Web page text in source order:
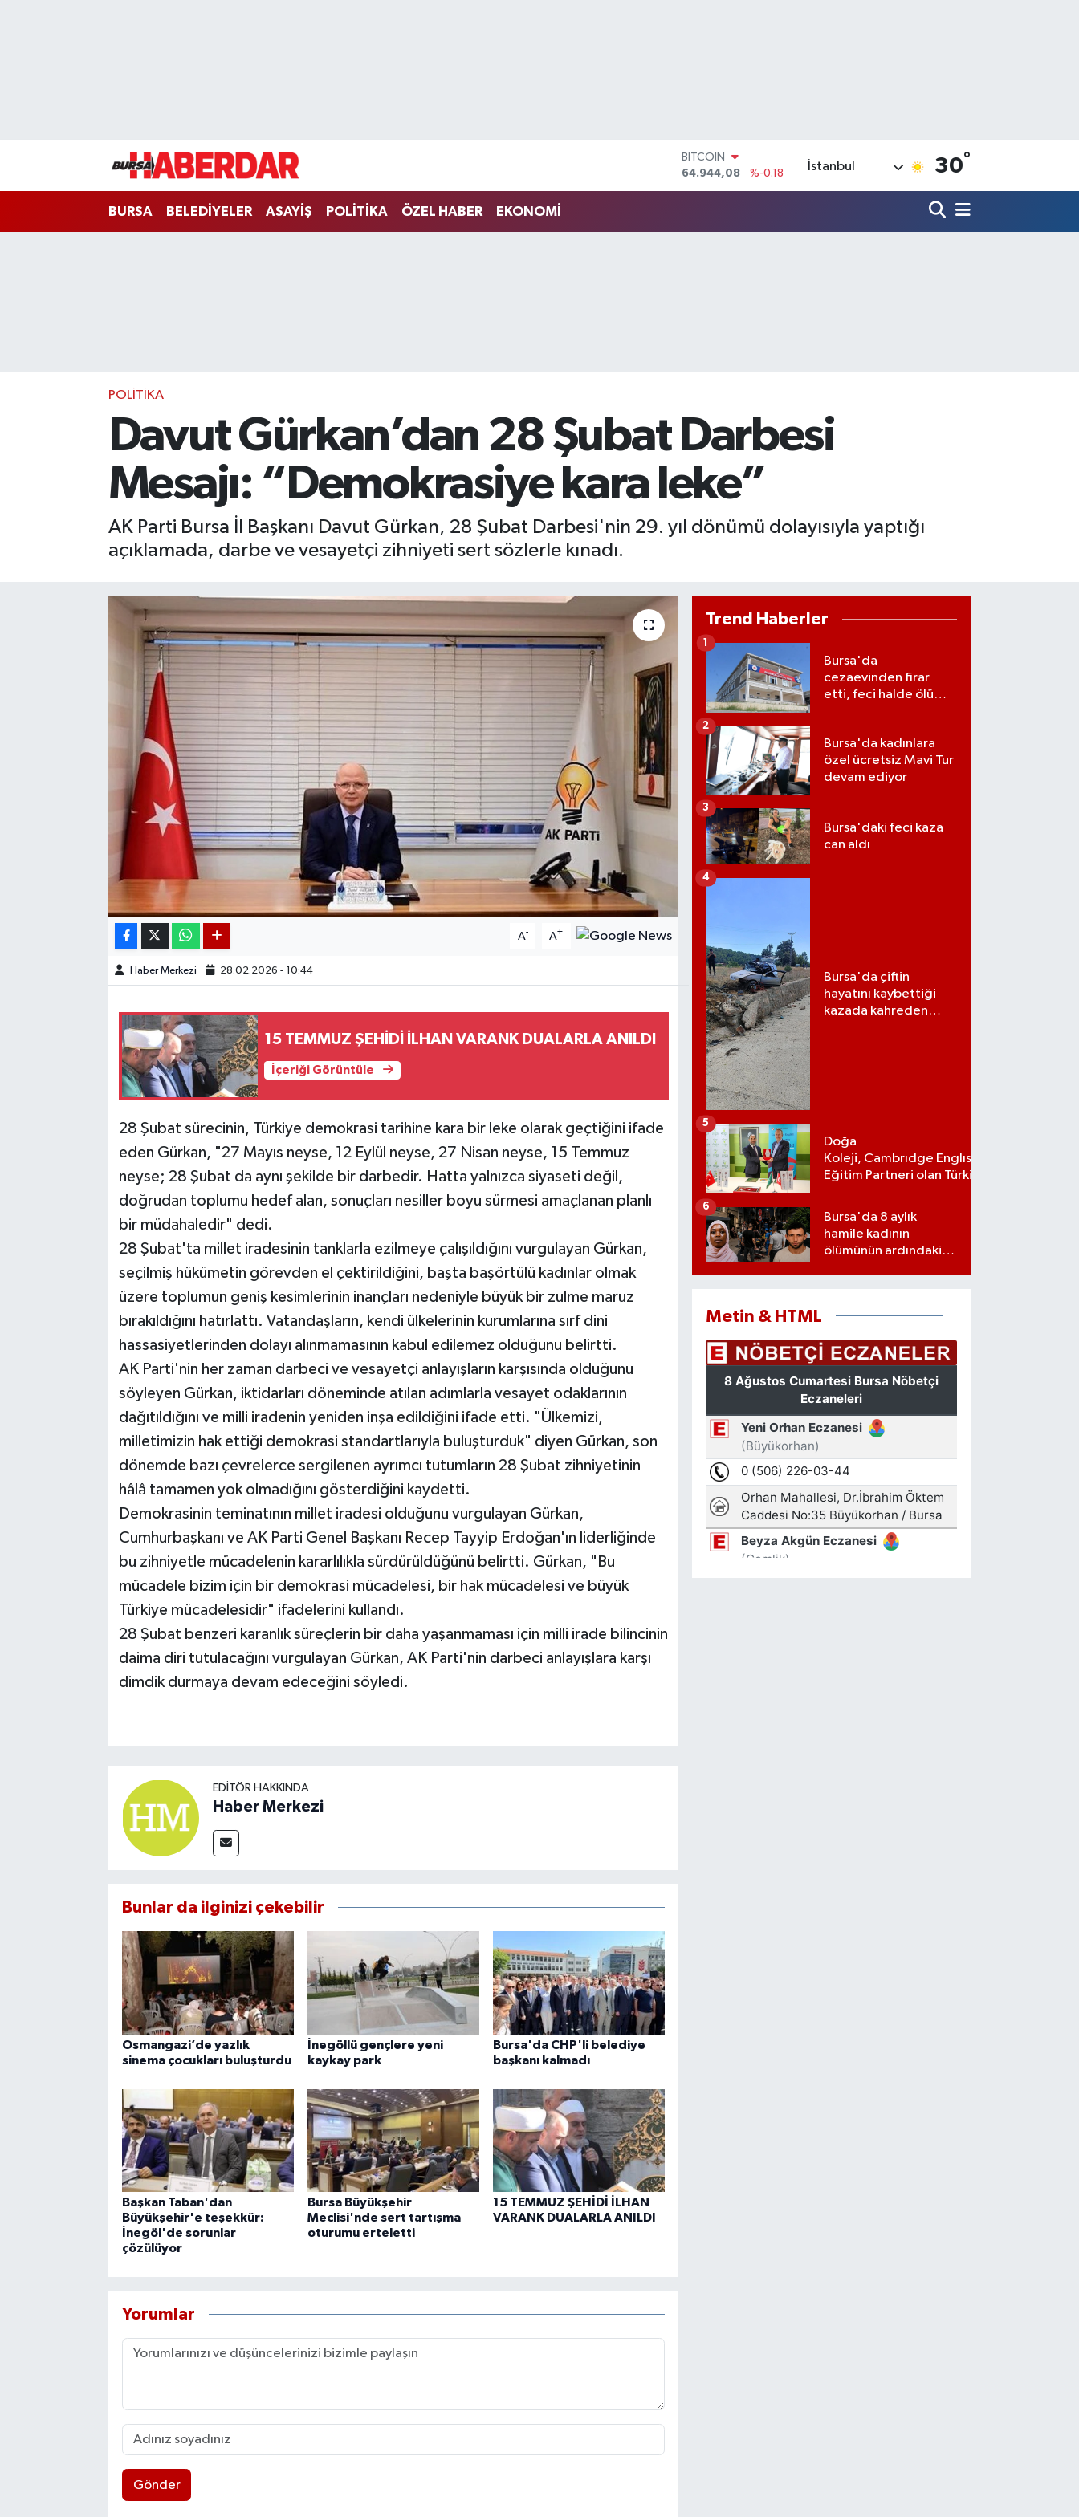
64.944,08
DOLAR
47,7436
%0.18
İstanbul 30°
BURSA BELEDİYELER ASAYİŞ POLİTİKA ÖZEL HABER EKONOMİ
POLİTİKA
Davut Gürkan’dan 28 Şubat Darbesi
Mesajı: “Demokrasiye kara leke”
AK Parti Bursa İl Başkanı Davut Gürkan, 28 Şubat Darbesi'nin 29. yıl dönümü dolayısıyla yaptığı
açıklamada, darbe ve vesayetçi zihniyeti sert sözlerle kınadı.
A- A+
Haber Merkezi 28.02.2026 - 10:44
15 TEMMUZ ŞEHİDİ İLHAN VARANK DUALARLA ANILDI
İçeriği Görüntüle
28 Şubat sürecinin, Türkiye demokrasi tarihine kara bir leke olarak geçtiğini ifade
eden Gürkan, "27 Mayıs neyse, 12 Eylül neyse, 27 Nisan neyse, 15 Temmuz
neyse; 28 Şubat da aynı şekilde bir darbedir. Hatta yalnızca siyaseti değil,
doğrudan toplumu hedef alan, sonuçları nesiller boyu sürmesi amaçlanan planlı
bir müdahaledir" dedi.
28 Şubat'ta millet iradesinin tanklarla ezilmeye çalışıldığını vurgulayan Gürkan,
seçilmiş hükümetin görevden el çektirildiğini, başta başörtülü kadınlar olmak
üzere toplumun geniş kesimlerinin inançları nedeniyle büyük bir zulme maruz
bırakıldığını hatırlattı. Vatandaşların, kendi ülkelerinin kurumlarına sırf dini
hassasiyetlerinden dolayı alınmamasının kabul edilemez olduğunu belirtti.
AK Parti'nin her zaman darbeci ve vesayetçi anlayışların karşısında olduğunu
söyleyen Gürkan, iktidarları döneminde atılan adımlarla vesayet odaklarının
dağıtıldığını ve milli iradenin yeniden inşa edildiğini ifade etti. "Ülkemizi,
milletimizin hak ettiği demokrasi standartlarıyla buluşturduk" diyen Gürkan, son
dönemde bazı çevrelerce sergilenen ayrımcı tutumların 28 Şubat zihniyetinin
hâlâ tamamen yok olmadığını gösterdiğini kaydetti.
Demokrasinin teminatının millet iradesi olduğunu vurgulayan Gürkan,
Cumhurbaşkanı ve AK Parti Genel Başkanı Recep Tayyip Erdoğan'ın liderliğinde
bu zihniyetle mücadelenin kararlılıkla sürdürüldüğünü belirtti. Gürkan, "Bu
mücadele bizim için bir demokrasi mücadelesi, bir hak mücadelesi ve büyük
Türkiye mücadelesidir" ifadelerini kullandı.
28 Şubat benzeri karanlık süreçlerin bir daha yaşanmaması için milli irade bilincinin
daima diri tutulacağını vurgulayan Gürkan, AK Parti'nin darbeci anlayışlara karşı
dimdik durmaya devam edeceğini söyledi.
EDITÖR HAKKINDA
Haber Merkezi
Bunlar da ilginizi çekebilir
Osmangazi’de yazlık
sinema çocukları buluşturdu
İnegöllü gençlere yeni
kaykay park
Bursa'da CHP'li belediye
başkanı kalmadı
Başkan Taban'dan
Büyükşehir'e teşekkür:
İnegöl'de sorunlar
çözülüyor
Bursa Büyükşehir
Meclisi'nde sert tartışma
oturumu erteletti
15 TEMMUZ ŞEHİDİ İLHAN
VARANK DUALARLA ANILDI
Yorumlar
Gönder
Trend Haberler
Bursa'da
cezaevinden firar
etti, feci halde ölü
1
Bursa'da kadınlara
özel ücretsiz Mavi Tur
devam ediyor
2
Bursa'daki feci kaza
can aldı
3
Bursa'da çiftin
hayatını kaybettiği
kazada kahreden
4
Doğa
Koleji, Cambrıdge Englısh Platınum
Eğitim Partneri olan Türkiye’deki ilk
5
Bursa'da 8 aylık
hamile kadının
ölümünün ardındaki
6
Metin & HTML
Tüm Manşetler